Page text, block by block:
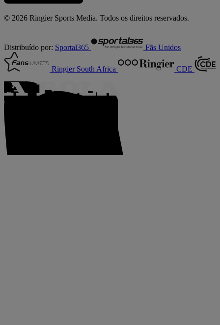
© 2026 Ringier Sports Media. Todos os direitos reservados.
Distribuído por: Sportal365 Fãs Unidos
Ringier South Africa CDE